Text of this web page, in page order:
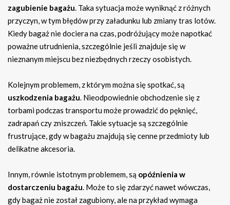
zagubienie bagażu . Taka sytuacja może wyniknąć z różnych
przyczyn, w tym błędów przy załadunku lub zmiany tras lotów.
Kiedy bagaż nie dociera na czas, podróżujący może napotkać
poważne utrudnienia, szczególnie jeśli znajduje się w
nieznanym miejscu bez niezbędnych rzeczy osobistych.
Kolejnym problemem, z którym można się spotkać, są
uszkodzenia bagażu . Nieodpowiednie obchodzenie się z
torbami podczas transportu może prowadzić do pęknięć,
zadrapań czy zniszczeń. Takie sytuacje są szczególnie
frustrujące, gdy w bagażu znajdują się cenne przedmioty lub
delikatne akcesoria.
Innym, równie istotnym problemem, są opóźnienia w
dostarczeniu bagażu . Może to się zdarzyć nawet wówczas,
gdy bagaż nie został zagubiony, ale na przykład wymaga